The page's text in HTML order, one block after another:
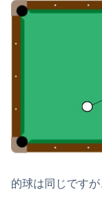
的球は同じですが